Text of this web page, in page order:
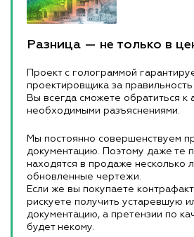
Разница — не только в
Проект с голограммой
проектировщика за
Вы всегда сможете обратиться к
необходимыми разъяснениями.
Мы постоянно совершенствуем
документацию. Поэтому даже те
находятся в продаже несколько
обновленные чертежи.
Если же вы покупаете
рискуете получить устаревшую
документацию, а претензии по
будет некому.